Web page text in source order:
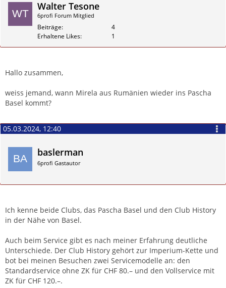
Walter Tesone
6profi Forum Mitglied
Beiträge
4
Erhaltene Likes
1
Hallo zusammen,
weiss jemand, wann Mirela aus Rumänien wieder ins Pascha
Basel kommt?
05.03.2024, 12:40
baslerman
6profi Gastautor
Ich kenne beide Clubs, das Pascha Basel und den Club History
in der Nähe von Basel.
Auch beim Service gibt es nach meiner Erfahrung deutliche
Unterschiede. Der Club History gehört zur Imperium-Kette und
bot bei meinen Besuchen zwei Servicemodelle an: den
Standardservice ohne ZK für CHF 80.– und den Vollservice mit
ZK für CHF 120.–.
Zitieren